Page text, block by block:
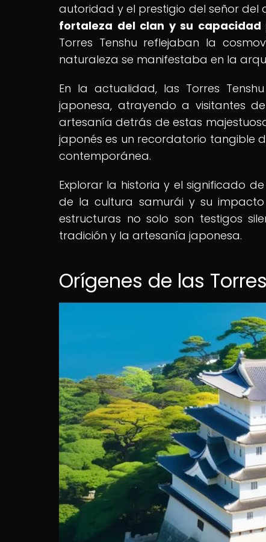
autoridad y el prestigio del señor del
fortaleza del clan y su
Torres Tenshu reflejaban la
naturaleza se manifestaba en la
En la actualidad, las Torres
japonesa, atrayendo a visitantes
artesanía detrás de estas
japonés es un recordatorio tangible
contemporánea.
Explorar la historia y el significado
de la cultura samurái y su
estructuras no solo son testigos
tradición y la artesanía japonesa.
Orígenes de las